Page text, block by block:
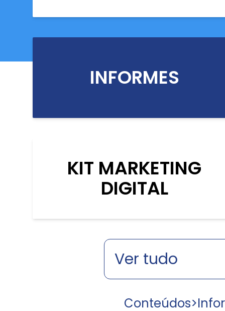
INFORMES
KIT MARKETING
DIGITAL
Conteúdos>